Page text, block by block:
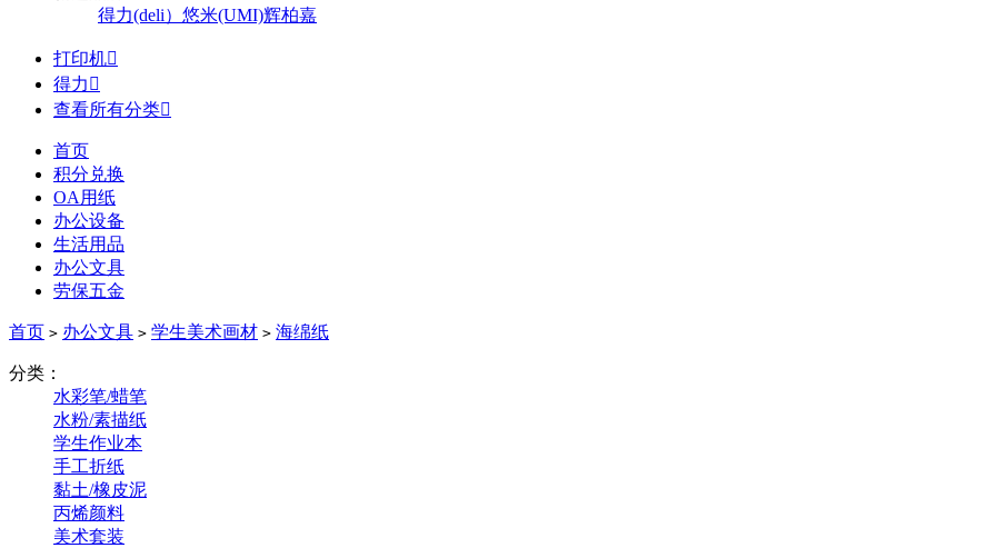
得力(deli） 悠米(UMI)辉柏嘉
打印机
得力 
查看所有分类
首页
积分兑换
OA用纸
办公设备
生活用品
办公文具
劳保五金
首页 > 办公文具 > 学生美术画材 > 海绵纸
分类：
水彩笔/蜡笔
水粉/素描纸
学生作业本
手工折纸
黏土/橡皮泥
丙烯颜料
美术套装